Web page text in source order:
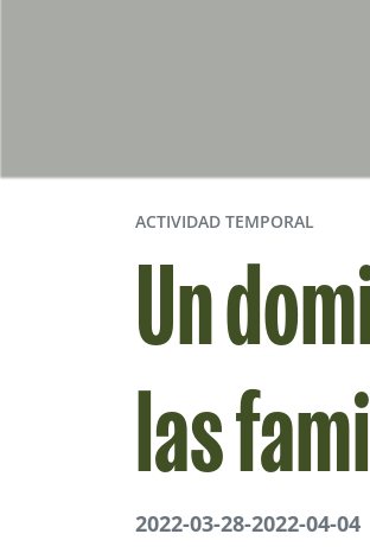
ACTIVIDAD TEMPORAL
Un
las
2022-03-28-2022-04-04